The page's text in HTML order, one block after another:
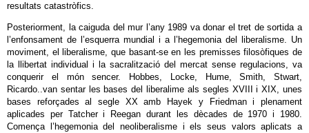
resultats catastròfics.
Posteriorment, la caiguda del mur l’any 1989 va donar el tret de sortida a
l’enfonsament de l’esquerra mundial i a l’hegemonia del liberalisme. Un
moviment, el liberalisme, que basant-se en les premisses filosòfiques de
la llibertat individual i la sacralització del mercat sense regulacions, va
conquerir el món sencer. Hobbes, Locke, Hume, Smith, Stwart,
Ricardo..van sentar les bases del liberalime als segles XVIII i XIX, unes
bases reforçades al segle XX amb Hayek y Friedman i plenament
aplicades per Tatcher i Reegan durant les dècades de 1970 i 1980.
Comença l’hegemonia del neoliberalisme i els seus valors aplicats a